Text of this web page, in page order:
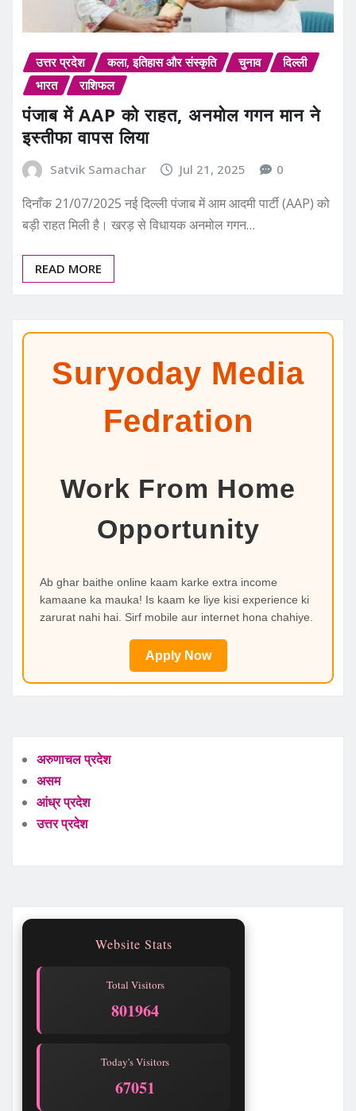
उत्तर प्रदेश कला, इतिहास और संस्कृति चुनाव
दिल्ली
भारत
राशिफल
पंजाब में AAP को राहत, अनमोल गगन मान ने
इस्तीफा वापस लिया
Satvik Samachar Jul 21, 2025 0
दिनाँक 21/07/2025 नई दिल्ली पंजाब में आम आदमी पार्टी (AAP) को
बड़ी राहत मिली है। खरड़ से विधायक अनमोल गगन…
READ MORE
Suryoday Media
Fedration
Work From Home
Opportunity
Ab ghar baithe online kaam karke extra income
kamaane ka mauka! Is kaam ke liye kisi experience ki
zarurat nahi hai. Sirf mobile aur internet hona chahiye.
Apply Now
अरुणाचल प्रदेश
असम
आंध्र प्रदेश
उत्तर प्रदेश
Website Stats
Total Visitors
801965
Today's Visitors
67052